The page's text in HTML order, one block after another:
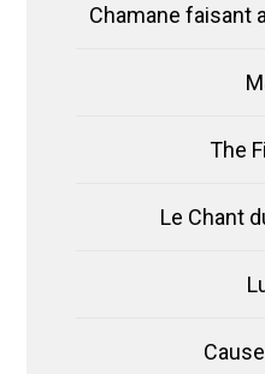
Chamane faisant
The
Le Chant